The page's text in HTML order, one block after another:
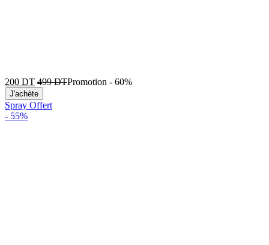
200 DT 499DTPromotion - 60%
J'achète
Spray Offert
- 55%